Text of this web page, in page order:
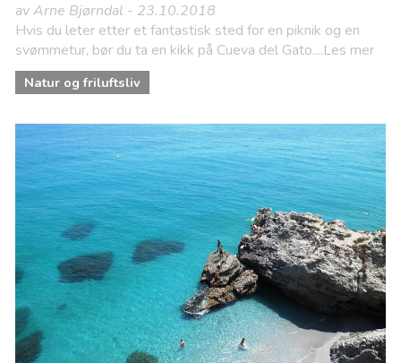
av Arne Bjørndal - 23.10.2018
Hvis du leter etter et fantastisk sted for en piknik og en
svømmetur, bør du ta en kikk på Cueva del Gato....Les mer
Natur og friluftsliv